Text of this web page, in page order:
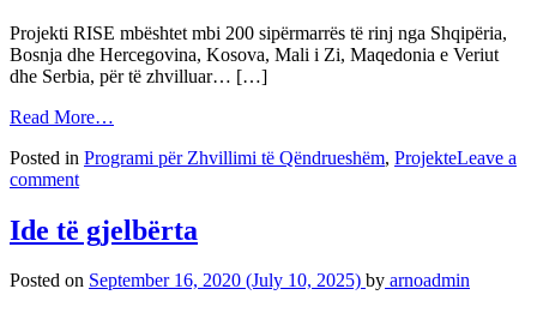
Projekti RISE mbështet mbi 200 sipërmarrës të rinj nga Shqipëria,
Bosnja dhe Hercegovina, Kosova, Mali i Zi, Maqedonia e Veriut
dhe Serbia, për të zhvilluar… […]
Read More…
Posted in Programi për Zhvillimi të Qëndrueshëm, ProjekteLeave a
comment
Ide të gjelbërta
Posted on September 16, 2020 (July 10, 2025) by arnoadmin